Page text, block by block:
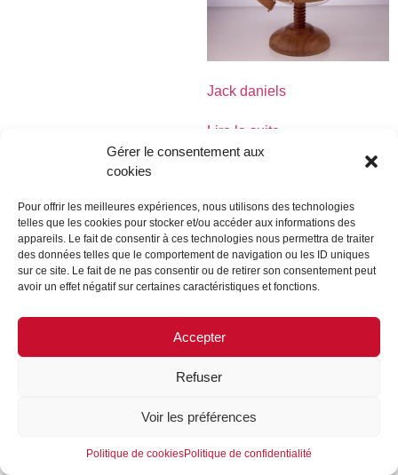
Gérer le consentement aux
cookies
Pour offrir les meilleures expériences, nous utilisons des technologies
telles que les cookies pour stocker et/ou accéder aux informations des
appareils. Le fait de consentir à ces technologies nous permettra de traiter
des données telles que le comportement de navigation ou les ID uniques
sur ce site. Le fait de ne pas consentir ou de retirer son consentement peut
avoir un effet négatif sur certaines caractéristiques et fonctions.
Accepter
Refuser
Voir les préférences
Politique de cookiesPolitique de confidentialité
Jack daniels
Lire la suite
MENTIONS LÉGALES CONTACTEZ-NOUS
REJOIGNEZ-NOUS
SUIVEZ-NOUS
©FORMES & SCULPTURES. 2023